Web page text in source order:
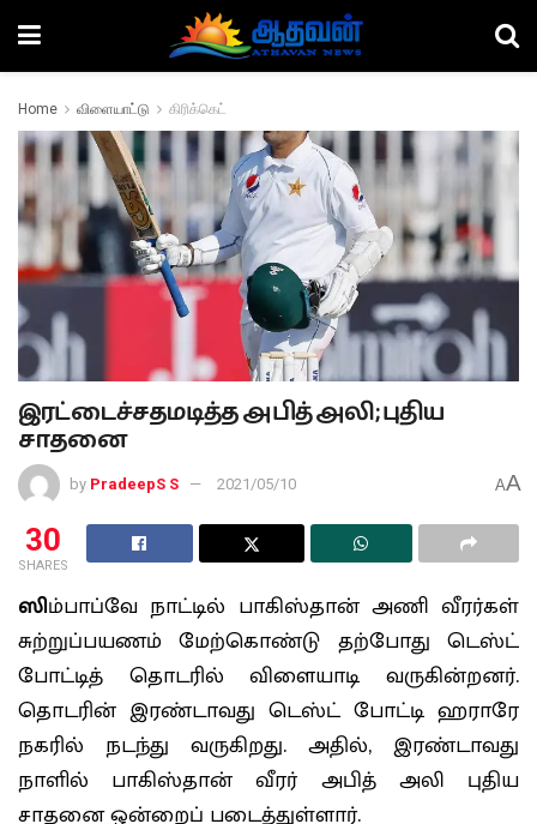
Home விளையாட்டு கிரிக்கெட்
இரட்டைச்சதமடித்த அபித் அலி; புதிய
சாதனை
by PradeepS S 2021/05/10 AA
30
SHARES
ஸிம்பாப்வே நாட்டில் பாகிஸ்தான் அணி வீரர்கள்
சுற்றுப்பயணம் மேற்கொண்டு தற்போது டெஸ்ட்
போட்டித் தொடரில் விளையாடி வருகின்றனர்.
தொடரின் இரண்டாவது டெஸ்ட் போட்டி ஹராரே
நகரில் நடந்து வருகிறது. அதில், இரண்டாவது
நாளில் பாகிஸ்தான் வீரர் அபித் அலி புதிய
சாதனை ஒன்றைப் படைத்துள்ளார்.